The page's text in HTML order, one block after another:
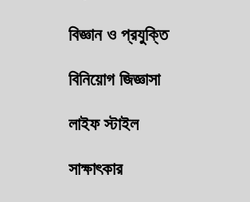
বিজ্ঞান ও প্রযুক্তি
বিনিয়োগ জিজ্ঞাসা
লাইফ স্টাইল
সাক্ষাৎকার